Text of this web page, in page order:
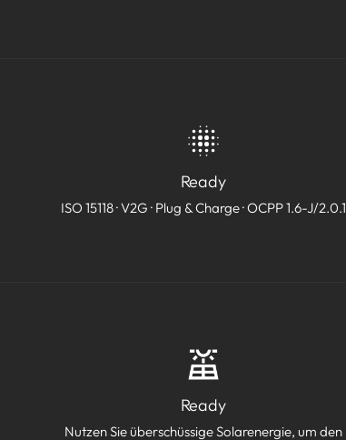
Ready
ISO 15118 · V2G · Plug & Charge · OCPP 1.6-J/2.0.1
Ready
Nutzen Sie überschüssige Solarenergie, um den